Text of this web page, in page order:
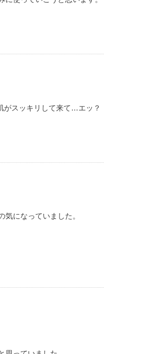
がスッキリして来て…エッ？
になっていました。